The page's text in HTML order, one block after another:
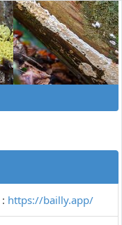
: https://bailly.app/